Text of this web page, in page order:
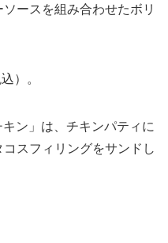
ースを組み合わせたボリ
）。
ン」は、チキンパティに
スフィリングをサンドし